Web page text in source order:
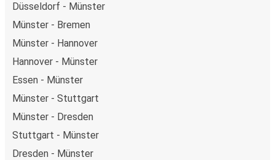
Düsseldorf - Münster
Münster - Bremen
Münster - Hannover
Hannover - Münster
Essen - Münster
Münster - Stuttgart
Münster - Dresden
Stuttgart - Münster
Dresden - Münster